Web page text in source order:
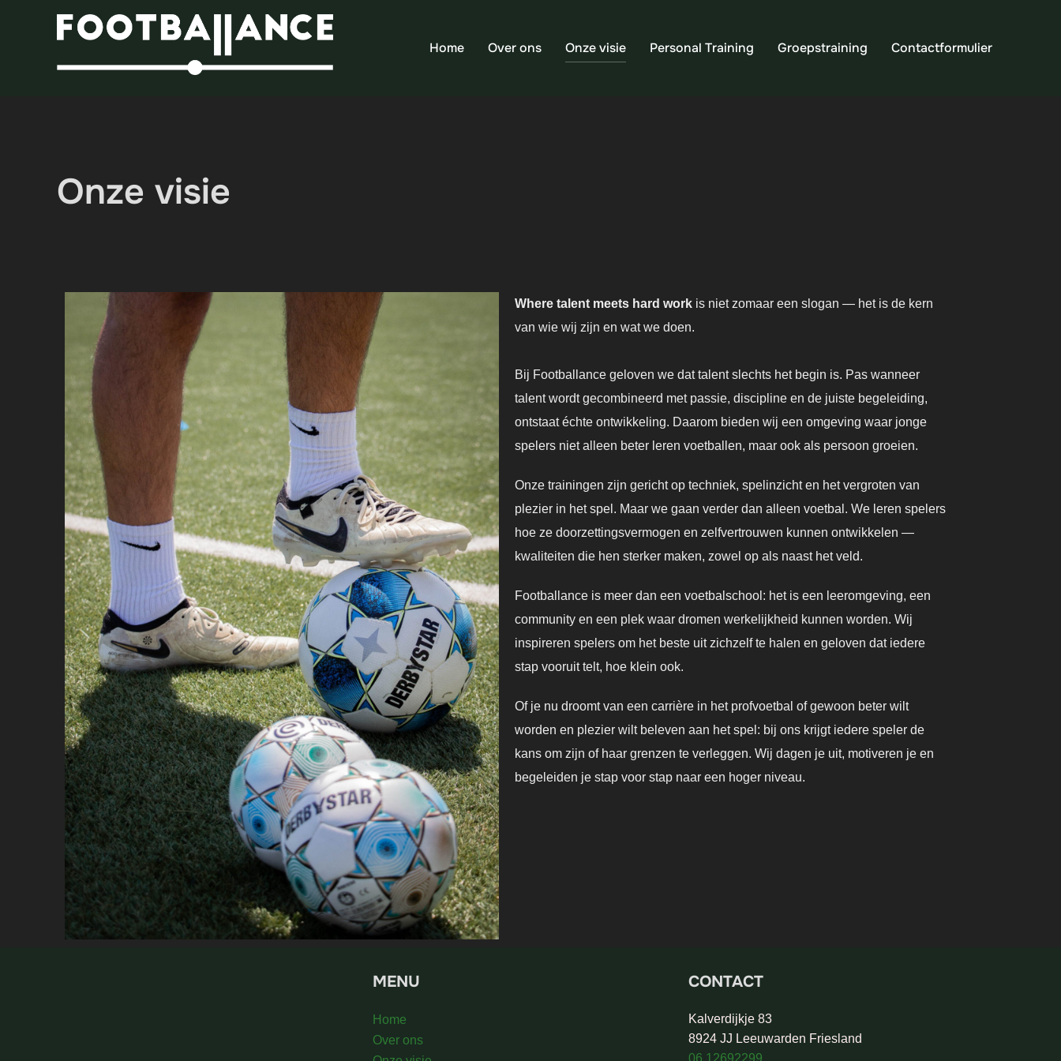
Home Over ons Onze visie Personal Training Groepstraining Contactformulier
Onze visie
Where talent meets hard work is niet zomaar een slogan — het is de kern
van wie wij zijn en wat we doen.
Bij Footballance geloven we dat talent slechts het begin is. Pas wanneer
talent wordt gecombineerd met passie, discipline en de juiste begeleiding,
ontstaat échte ontwikkeling. Daarom bieden wij een omgeving waar jonge
spelers niet alleen beter leren voetballen, maar ook als persoon groeien.
Onze trainingen zijn gericht op techniek, spelinzicht en het vergroten van
plezier in het spel. Maar we gaan verder dan alleen voetbal. We leren spelers
hoe ze doorzettingsvermogen en zelfvertrouwen kunnen ontwikkelen —
kwaliteiten die hen sterker maken, zowel op als naast het veld.
Footballance is meer dan een voetbalschool: het is een leeromgeving, een
community en een plek waar dromen werkelijkheid kunnen worden. Wij
inspireren spelers om het beste uit zichzelf te halen en geloven dat iedere
stap vooruit telt, hoe klein ook.
Of je nu droomt van een carrière in het profvoetbal of gewoon beter wilt
worden en plezier wilt beleven aan het spel: bij ons krijgt iedere speler de
kans om zijn of haar grenzen te verleggen. Wij dagen je uit, motiveren je en
begeleiden je stap voor stap naar een hoger niveau.
MENU
Home
Over ons
CONTACT
Kalverdijkje 83
8924 JJ Leeuwarden Friesland
06 12692299